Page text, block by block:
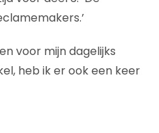
voor mijn dagelijks
heb ik er ook een keer